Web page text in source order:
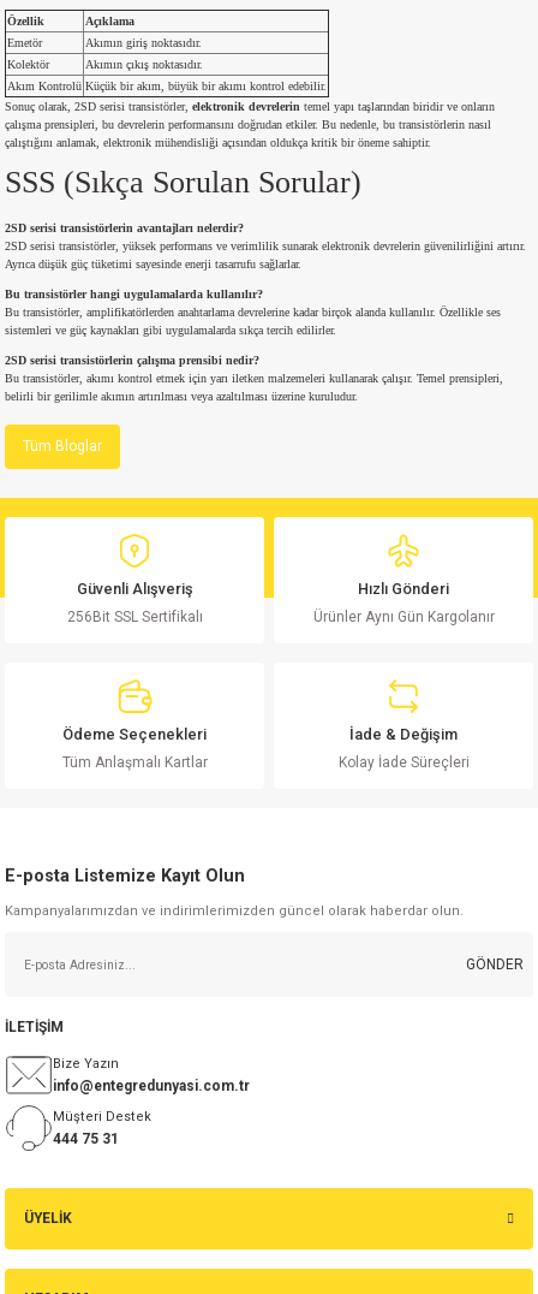
603 Kılıf
805 Kılıf
Özellik
Açıklama
Emetör
Akımın giriş noktasıdır.
Kolektör
Akımın çıkış noktasıdır.
Akım Kontrolü Küçük bir akım, büyük bir akımı kontrol edebilir.
Sonuç olarak, 2SD serisi transistörler, elektronik devrelerin temel yapı taşlarından biridir ve onların
çalışma prensipleri, bu devrelerin performansını doğrudan etkiler. Bu nedenle, bu transistörlerin nasıl
çalıştığını anlamak, elektronik mühendisliği açısından oldukça kritik bir öneme sahiptir.
SSS (Sıkça Sorulan Sorular)
2SD serisi transistörlerin avantajları nelerdir?
2SD serisi transistörler, yüksek performans ve verimlilik sunarak elektronik devrelerin güvenilirliğini artırır.
Ayrıca düşük güç tüketimi sayesinde enerji tasarrufu sağlarlar.
Bu transistörler hangi uygulamalarda kullanılır?
Bu transistörler, amplifikatörlerden anahtarlama devrelerine kadar birçok alanda kullanılır. Özellikle ses
sistemleri ve güç kaynakları gibi uygulamalarda sıkça tercih edilirler.
2SD serisi transistörlerin çalışma prensibi nedir?
Bu transistörler, akımı kontrol etmek için yarı iletken malzemeleri kullanarak çalışır. Temel prensipleri,
belirli bir gerilimle akımın artırılması veya azaltılması üzerine kuruludur.
Tüm Bloglar
Güvenli Alışveriş
256Bit SSL Sertifikalı
Hızlı Gönderi
Ürünler Aynı Gün Kargolanır
Ödeme Seçenekleri
Tüm Anlaşmalı Kartlar
İade & Değişim
Kolay İade Süreçleri
E-posta Listemize Kayıt Olun
Kampanyalarımızdan ve indirimlerimizden güncel olarak haberdar olun.
GÖNDER
ÜYELİK
İLETİŞİM
Bize Yazın
info@entegredunyasi.com.tr
Müşteri Destek
444 75 31